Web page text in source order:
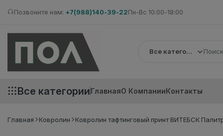
Позвоните нам: +7(988)140-39-22Пн-Вс 10:00-18:00
Все категории
Все категорииГлавнаяО КомпанииКонтакты
Главная Ковролин Ковролин тафтинговый принт ВИТЕБСК